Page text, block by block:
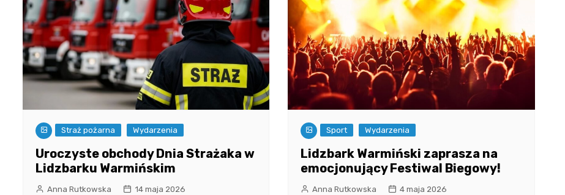
Straż pożarna Wydarzenia
Uroczyste obchody Dnia Strażaka w
Lidzbarku Warmińskim
Anna Rutkowska 14 maja 2026
Sport Wydarzenia
Lidzbark Warmiński zaprasza na
emocjonujący Festiwal Biegowy!
Anna Rutkowska 4 maja 2026